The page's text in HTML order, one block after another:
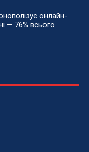
онлайн-
— 76% всього